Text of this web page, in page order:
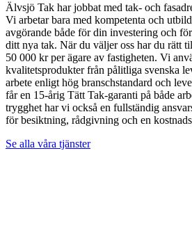
Älvsjö Tak har jobbat med tak- och
Vi arbetar bara med kompetenta och
avgörande både för din investering och
ditt nya tak. När du väljer oss har du rätt
50 000 kr per ägare av fastigheten. Vi
kvalitetsprodukter från pålitliga svenska
arbete enligt hög branschstandard och
får en 15-årig Tätt Tak-garanti på både
trygghet har vi också en fullständig
för besiktning, rådgivning och en
Se alla våra tjänster